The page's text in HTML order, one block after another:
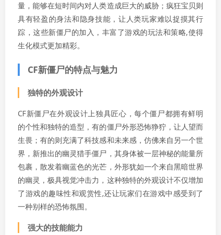
量，能够在短时间内对人类造成巨大的威胁；疯狂宝贝则
具有轻盈的身法和隐身技能，让人类玩家难以捉摸其行
踪，这些新僵尸的加入，丰富了游戏的玩法和策略,使得
生化模式更加精彩。
CF新僵尸的特点与魅力
独特的外观设计
CF新僵尸在外观设计上独具匠心，每个僵尸都拥有鲜明
的个性和独特的造型，有的僵尸外形恐怖狰狞，让人望而
生畏；有的则充满了科技感和未来感，仿佛来自另一个世
界，新推出的幽灵猎手僵尸，其身体被一层神秘的能量所
包裹，散发着幽蓝色的光芒，外形犹如一个来自黑暗世界
的幽灵，极具视觉冲击力，这种独特的外观设计不仅增加
了游戏的趣味性和观赏性,还让玩家们在游戏中感受到了
一种别样的恐怖氛围。
强大的技能能力